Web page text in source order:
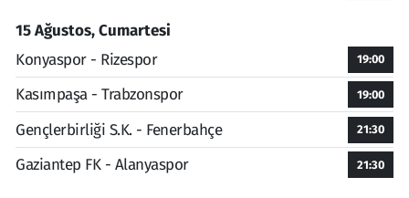
15 Ağustos, Cumartesi
Konyaspor - Rizespor
19:00
Kasımpaşa - Trabzonspor 19:00
Gençlerbirliği S.K. - Fenerbahçe 21:30
Gaziantep FK - Alanyaspor 21:30